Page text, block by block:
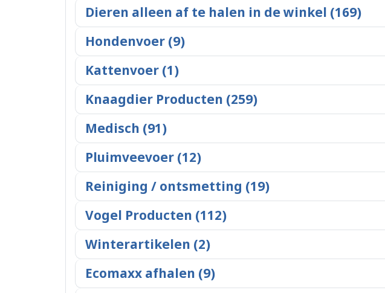
Dieren alleen af te halen in de winkel (169)
Hondenvoer (9)
Kattenvoer (1)
Knaagdier Producten (259)
Medisch (91)
Pluimveevoer (12)
Reiniging / ontsmetting (19)
Vogel Producten (112)
Winterartikelen (2)
Ecomaxx afhalen (9)